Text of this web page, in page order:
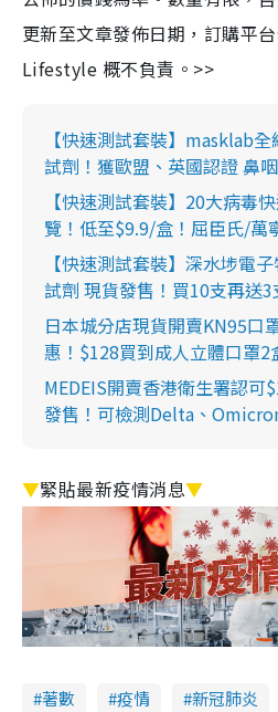
更新至文章發佈日期，訂購平
Lifestyle 概不負責。>>
【快速測試套裝】masklab
試劑！獲歐盟、英國認證 鼻
【快速測試套裝】20大病毒
覽！低至$9.9/盒！屈臣氏/
【快速測試套裝】深水埗電
試劑 現貨發售！買10支再送
日本城分店現貨開賣KN95口
惠！$128買到成人立體口罩
MEDEIS開賣香港衛生署認可
發售！可檢測Delta、
▼緊貼最新疫情消息▼
著數 疫情 新冠肺炎